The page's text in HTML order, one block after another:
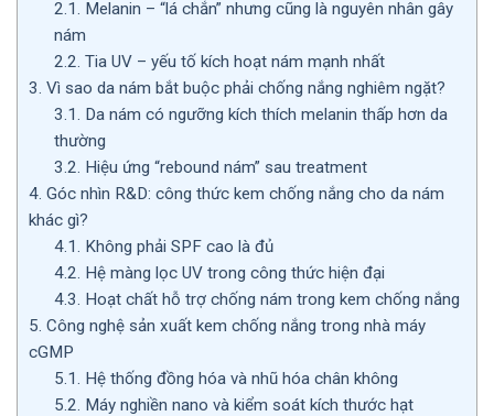
2.1. Melanin – “lá chắn” nhưng cũng là nguyên nhân gây
nám
2.2. Tia UV – yếu tố kích hoạt nám mạnh nhất
3. Vì sao da nám bắt buộc phải chống nắng nghiêm ngặt?
3.1. Da nám có ngưỡng kích thích melanin thấp hơn da
thường
3.2. Hiệu ứng “rebound nám” sau treatment
4. Góc nhìn R&D: công thức kem chống nắng cho da nám
khác gì?
4.1. Không phải SPF cao là đủ
4.2. Hệ màng lọc UV trong công thức hiện đại
4.3. Hoạt chất hỗ trợ chống nám trong kem chống nắng
5. Công nghệ sản xuất kem chống nắng trong nhà máy
cGMP
5.1. Hệ thống đồng hóa và nhũ hóa chân không
5.2. Máy nghiền nano và kiểm soát kích thước hạt